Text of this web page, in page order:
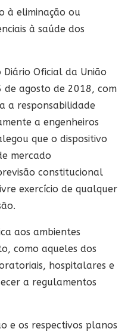
à eliminação ou
à saúde dos
Oficial da União
de agosto de 2018, com
a responsabilidade
a engenheiros
que o dispositivo
mercado
constitucional
exercício de qualquer
aos ambientes
como aqueles dos
hospitalares e
a regulamentos
e os respectivos planos